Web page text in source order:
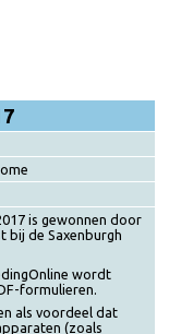
2017 is gewonnen door
bij de Saxenburgh
wordt
formulieren.